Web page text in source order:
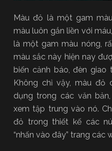
Màu đỏ là một gam
màu luôn gắn liền với
là một gam màu nóng,
màu sắc này hiện nay
biến cảnh báo, đèn
Không chỉ vậy, màu đỏ
dụng trong các văn
xem tập trung vào nó.
đỏ trong thiết kế các nút
“nhấn vào đây” trang các